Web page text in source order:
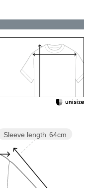
Sleeve length 64cm